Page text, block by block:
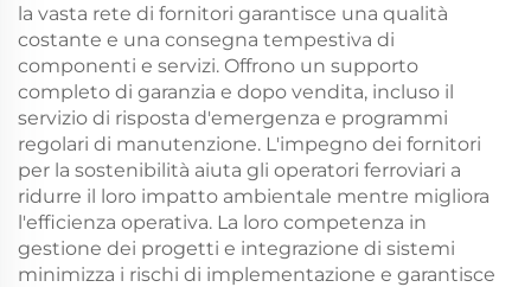
la vasta rete di fornitori garantisce una qualità
costante e una consegna tempestiva di
componenti e servizi. Offrono un supporto
completo di garanzia e dopo vendita, incluso il
servizio di risposta d'emergenza e programmi
regolari di manutenzione. L'impegno dei fornitori
per la sostenibilità aiuta gli operatori ferroviari a
ridurre il loro impatto ambientale mentre migliora
l'efficienza operativa. La loro competenza in
gestione dei progetti e integrazione di sistemi
minimizza i rischi di implementazione e garantisce